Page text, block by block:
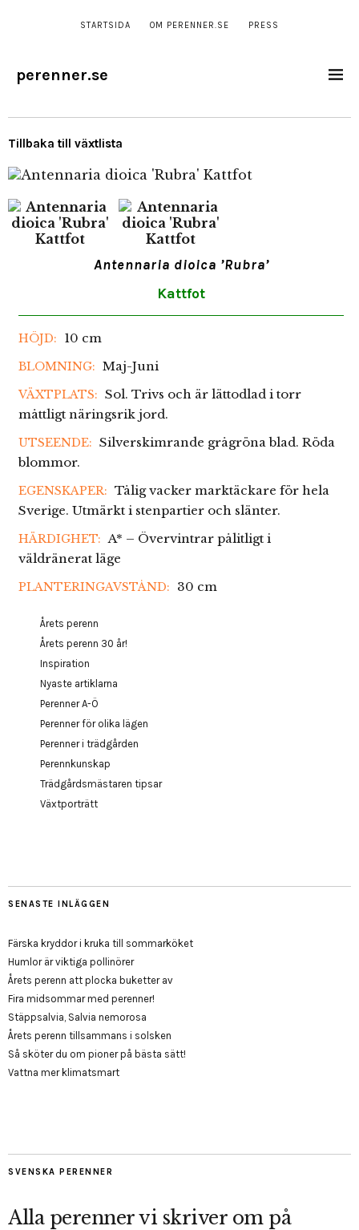
STARTSIDA OM PERENNER.SE PRESS
perenner.se
Tillbaka till växtlista
Antennaria dioica ’Rubra’
Kattfot
HÖJD: 10 cm
BLOMNING: Maj-Juni
VÄXTPLATS: Sol. Trivs och är lättodlad i torr
måttligt näringsrik jord.
UTSEENDE: Silverskimrande grågröna blad. Röda
blommor.
EGENSKAPER: Tålig vacker marktäckare för hela
Sverige. Utmärkt i stenpartier och slänter.
HÄRDIGHET: A* – Övervintrar pålitligt i
väldränerat läge
PLANTERINGAVSTÅND: 30 cm
Årets perenn
Årets perenn 30 år!
Inspiration
Nyaste artiklarna
Perenner A-Ö
Perenner för olika lägen
Perenner i trädgården
Perennkunskap
Trädgårdsmästaren tipsar
Växtporträtt
SENASTE INLÄGGEN
Färska kryddor i kruka till sommarköket
Humlor är viktiga pollinörer
Årets perenn att plocka buketter av
Fira midsommar med perenner!
Stäppsalvia, Salvia nemorosa
Årets perenn tillsammans i solsken
Så sköter du om pioner på bästa sätt!
Vattna mer klimatsmart
SVENSKA PERENNER
Alla perenner vi skriver om på